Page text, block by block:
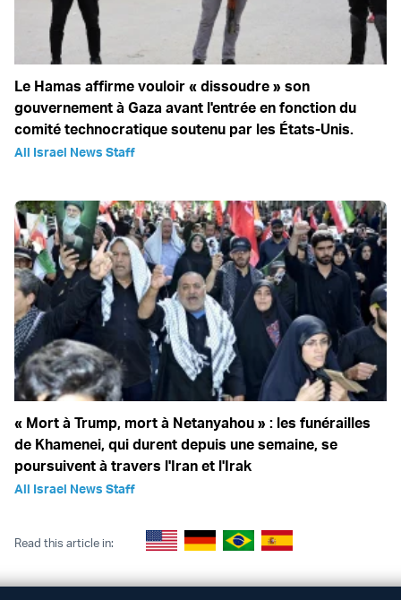
Le Hamas affirme vouloir « dissoudre » son
gouvernement à Gaza avant l'entrée en fonction du
comité technocratique soutenu par les États-Unis.
All Israel News Staff
« Mort à Trump, mort à Netanyahou » : les funérailles
de Khamenei, qui durent depuis une semaine, se
poursuivent à travers l'Iran et l'Irak
All Israel News Staff
Read this article in: